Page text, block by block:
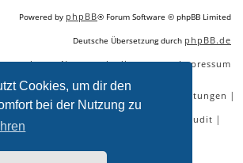
Cookies, um dir den
bei der Nutzung zu
Powered by phpBB® Forum Software © phpBB Limited
Deutsche Übersetzung durch phpBB.de
|Nutzungsbedingungen|Impressum
SEO Online Tools SEO Dienstleistungen |
SEO Beratung SEO Audit |